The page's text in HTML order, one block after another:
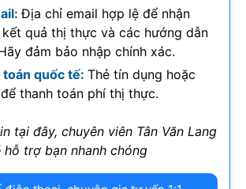
Địa chỉ email hợp lệ để nhận
quả thị thực và các hướng dẫn
đảm bảo nhập chính xác.
quốc tế: Thẻ tín dụng hoặc
thanh toán phí thị thực.
tại đây, chuyên viên Tân Văn Lang
hỗ trợ bạn nhanh chóng